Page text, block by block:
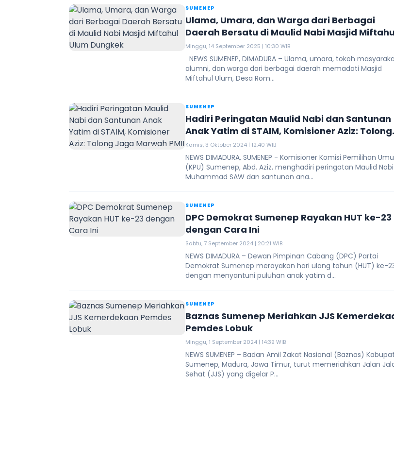
SUMENEP
Ulama, Umara, dan Warga dari Berbagai
Daerah Bersatu di Maulid Nabi Masjid
Ulum Dungkek
Minggu, 14 September 2025 | 10:30 WIB
NEWS SUMENEP, DIMADURA – Ulama, umara, tokoh
alumni, dan warga dari berbagai daerah memadati Masjid
Miftahul Ulum, Desa Rom...
SUMENEP
Hadiri Peringatan Maulid Nabi dan Santunan
Anak Yatim di STAIM, Komisioner Aziz: Tolong
Jaga Marwah PMII
Kamis, 3 Oktober 2024 | 12:40 WIB
NEWS DIMADURA, SUMENEP - Komisioner Komisi Pemilihan
(KPU) Sumenep, Abd. Aziz, menghadiri peringatan Maulid Nabi
Muhammad SAW dan santunan ana...
SUMENEP
DPC Demokrat Sumenep Rayakan HUT ke-23
dengan Cara Ini
Sabtu, 7 September 2024 | 20:21 WIB
NEWS DIMADURA – Dewan Pimpinan Cabang (DPC) Partai
Demokrat Sumenep merayakan hari ulang tahun (HUT) ke-
dengan menyantuni puluhan anak yatim d...
SUMENEP
Baznas Sumenep Meriahkan JJS
Pemdes Lobuk
Minggu, 1 September 2024 | 14:39 WIB
NEWS SUMENEP – Badan Amil Zakat Nasional (Baznas)
Sumenep, Madura, Jawa Timur, turut memeriahkan Jalan
Sehat (JJS) yang digelar P...